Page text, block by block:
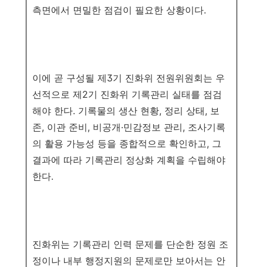
측면에서 면밀한 점검이 필요한 상황이다.
이에 곧 구성될 제3기 진화위 전원위원회는 우
선적으로 제2기 진화위 기록관리 실태를 점검
해야 한다. 기록물의 생산 현황, 정리 상태, 보
존, 이관 준비, 비공개·민감정보 관리, 조사기록
의 활용 가능성 등을 종합적으로 확인하고, 그
결과에 따라 기록관리 정상화 계획을 수립해야
한다.
진화위는 기록관리 인력 문제를 단순한 정원 조
정이나 내부 행정지원의 문제로만 보아서는 안